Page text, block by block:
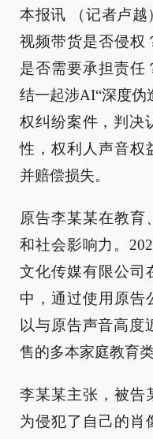
本报讯 （记者卢
视频带货是否侵权
是否需要承担责任
结一起涉AI“深度伪
权纠纷案件，判决
性，权利人声音权
并赔偿损失。
原告李某某在教育
和社会影响力。
文化传媒有限公司
中，通过使用原告
以与原告声音高度
售的多本家庭教育
李某某主张，被告
为侵犯了自己的肖